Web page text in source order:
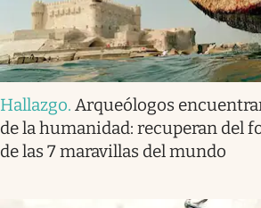
Hallazgo. Arqueólogos
de la humanidad: recuperan del
de las 7 maravillas del mundo